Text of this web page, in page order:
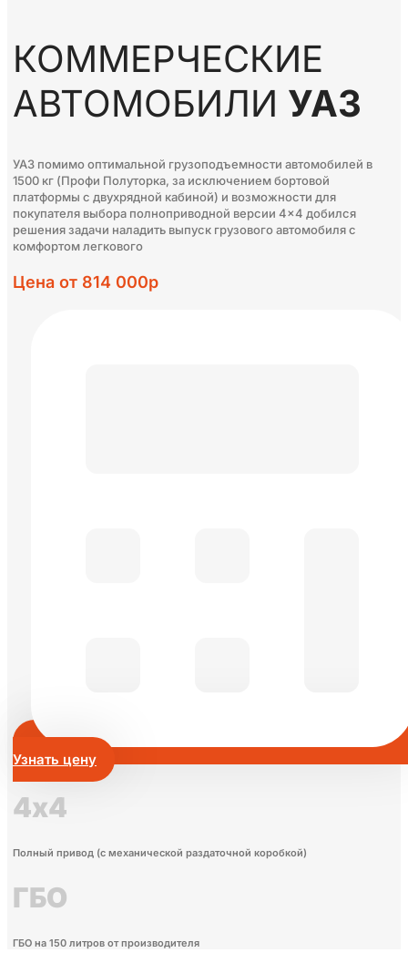
КОММЕРЧЕСКИЕ
АВТОМОБИЛИ УАЗ
УАЗ помимо оптимальной грузоподъемности автомобилей в
1500 кг (Профи Полуторка, за исключением бортовой
платформы с двухрядной кабиной) и возможности для
покупателя выбора полноприводной версии 4×4 добился
решения задачи наладить выпуск грузового автомобиля с
комфортом легкового
Цена от 814 000р
Узнать цену
4х4
Полный привод (с механической раздаточной коробкой)
ГБО
ГБО на 150 литров от производителя